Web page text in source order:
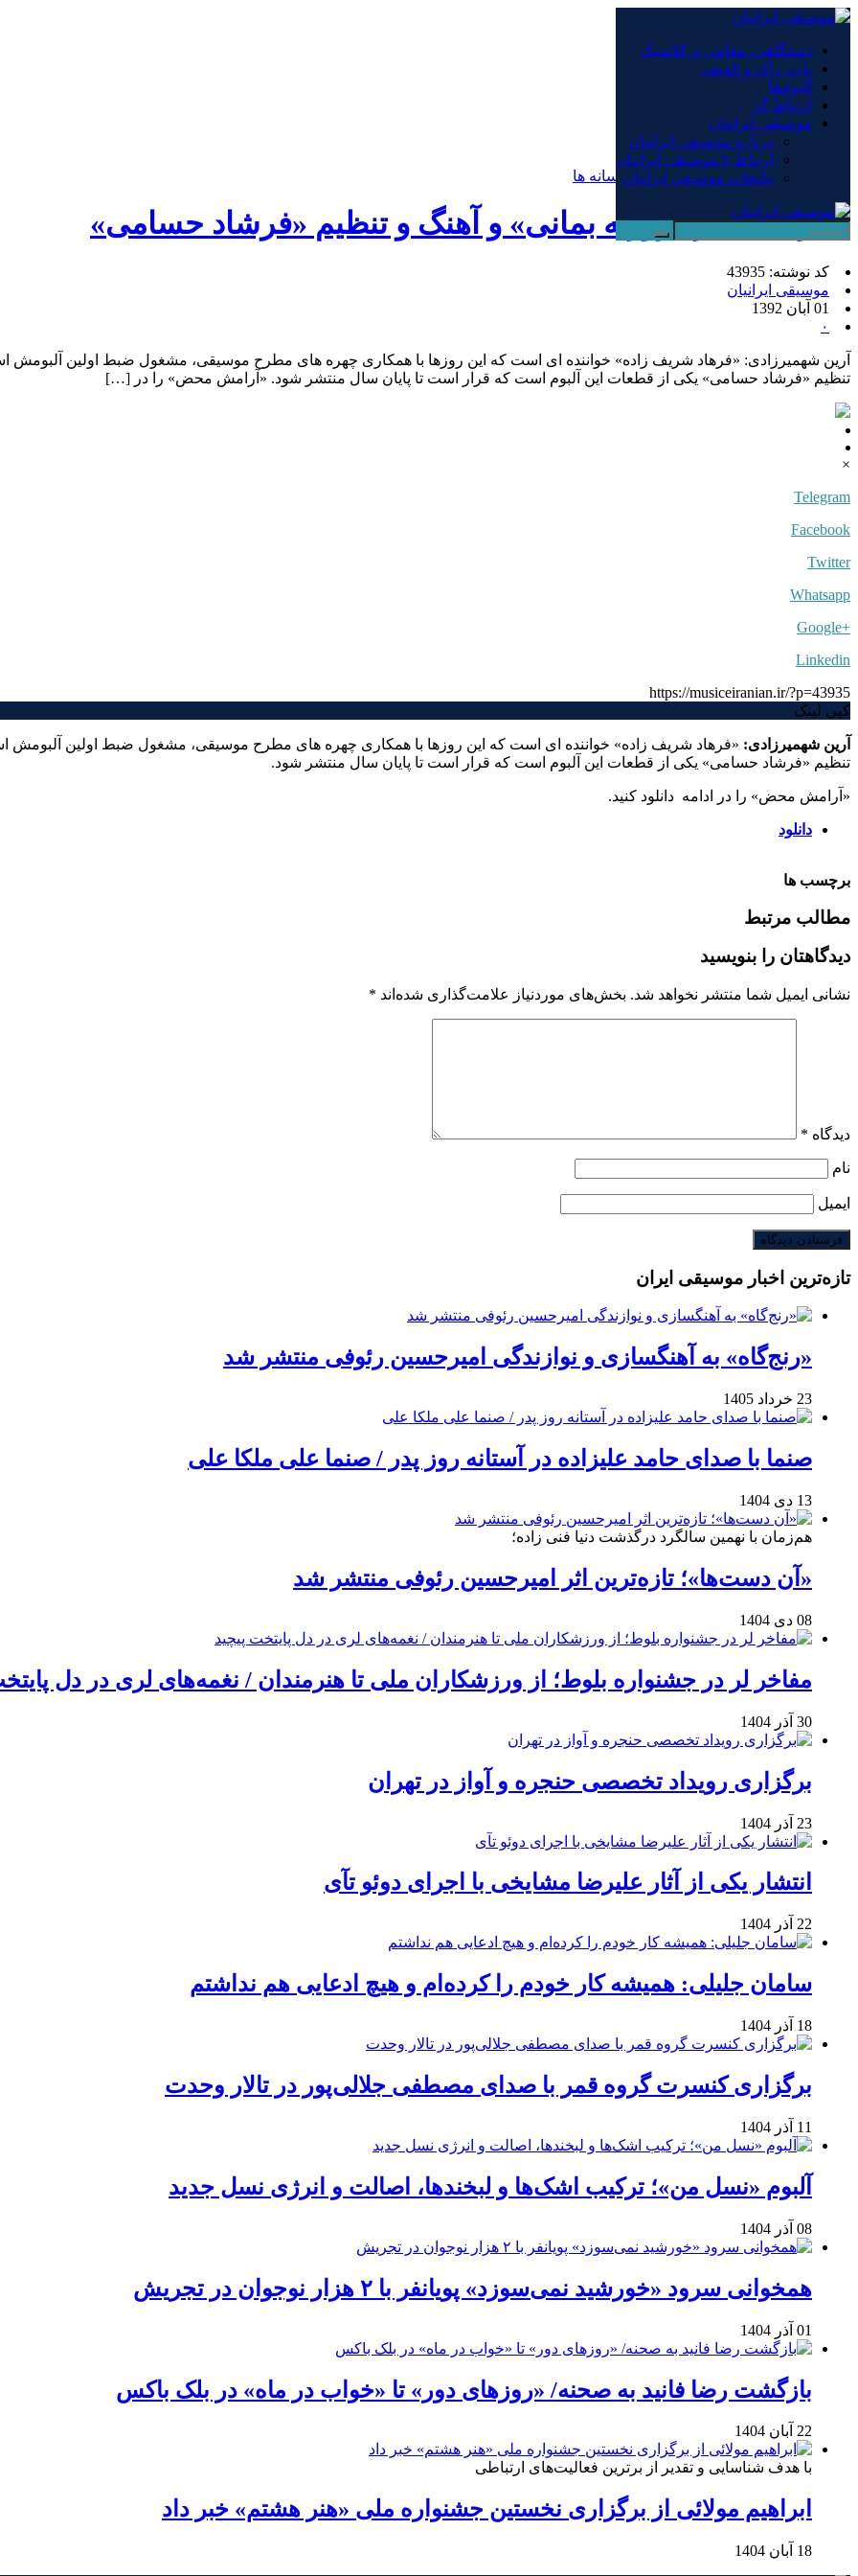
دستگاهی، مقامی و کلاسیک
پاپ، راک و تلفیقی
آلبوم‌ها
ارتباط گر
موسیقی ایرانیان
درباره موسیقی ایرانیان
ارتباط با موسیقی ایرانیان
تبلیغات موسیقی ایرانیان
×
دستگاهی، مقامی و کلاسیک
پاپ، راک و تلفیقی
آلبوم‌ها
ارتباط گر
موسیقی ایرانیان
صفحه نخست/اخبار و مطالب دیگر رسانه ها
با ترانه ای از «روزبه بمانی» و آهنگ و تنظیم «فرشاد حسامی»
کد نوشته: 43935
موسیقی ایرانیان
01 آبان 1392
۰
آرین شهمیرزادی: «فرهاد شریف زاده» خواننده ای است که این روزها با همکاری چهره های مطرح موسیقی، مشغول ضبط اولین آلبومش
تنظیم «فرشاد حسامی» یکی از قطعات این آلبوم است که قرار است تا پایان سال منتشر شود. «آرامش محض» را در […]
×
Telegram
Facebook
Twitter
Whatsapp
+Google
Linkedin
https://musiceiranian.ir/?p=43935
کپی لینک
آرین شهمیرزادی: «فرهاد شریف زاده» خواننده ای است که این روزها با همکاری چهره های مطرح موسیقی، مشغول ضبط اولین آلبومش
تنظیم «فرشاد حسامی» یکی از قطعات این آلبوم است که قرار است تا پایان سال منتشر شود.
«آرامش محض» را در ادامه دانلود کنید.
دانلود
برچسب ها
مطالب مرتبط
دیدگاهتان را بنویسید
نشانی ایمیل شما منتشر نخواهد شد. بخش‌های موردنیاز علامت‌گذاری شده‌اند *
دیدگاه *
نام
ایمیل
تازه‌ترین اخبار موسیقی ایران
«رنج‌گاه» به آهنگسازی و نوازندگی امیرحسین رئوفی منتشر شد
23 خرداد 1405
صنما با صدای حامد علیزاده در آستانه روز پدر / صنما علی ملکا علی
13 دی 1404
هم‌زمان با نهمین سالگرد درگذشت دنیا فنی زاده؛
«آن دست‌ها»؛ تازه‌ترین اثر امیرحسین رئوفی منتشر شد
08 دی 1404
مفاخر لر در جشنواره بلوط؛ از ورزشکاران ملی تا هنرمندان / نغمه‌های لری در دل
30 آذر 1404
برگزاری رویداد تخصصی حنجره و آواز در تهران
23 آذر 1404
انتشار یکی از آثار علیرضا مشایخی با اجرای دوئو تآی
22 آذر 1404
سامان جلیلی: همیشه کار خودم را کرده‌ام و هیچ ادعایی هم نداشتم
18 آذر 1404
برگزاری کنسرت گروه قمر با صدای مصطفی جلالی‌پور در تالار وحدت
11 آذر 1404
آلبوم «نسل من»؛ ترکیب اشک‌ها و لبخندها، اصالت و انرژی نسل جدید
08 آذر 1404
همخوانی سرود «خورشید نمی‌سوزد» پویانفر با ۲ هزار نوجوان در تجریش
01 آذر 1404
بازگشت رضا فانید به صحنه/ «روزهای دور» تا «خواب در ماه» در بلک باکس
22 آبان 1404
با هدف شناسایی و تقدیر از برترین فعالیت‌های ارتباطی
ابراهیم مولائی از برگزاری نخستین جشنواره ملی «هنر هشتم» خبر داد
18 آبان 1404